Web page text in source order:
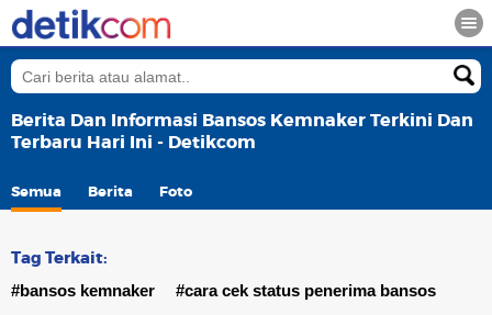
Berita Dan Informasi Bansos Kemnaker Terkini Dan
Terbaru Hari Ini - Detikcom
Semua Berita Foto
Tag Terkait:
#bansos kemnaker
#cara cek status penerima bansos